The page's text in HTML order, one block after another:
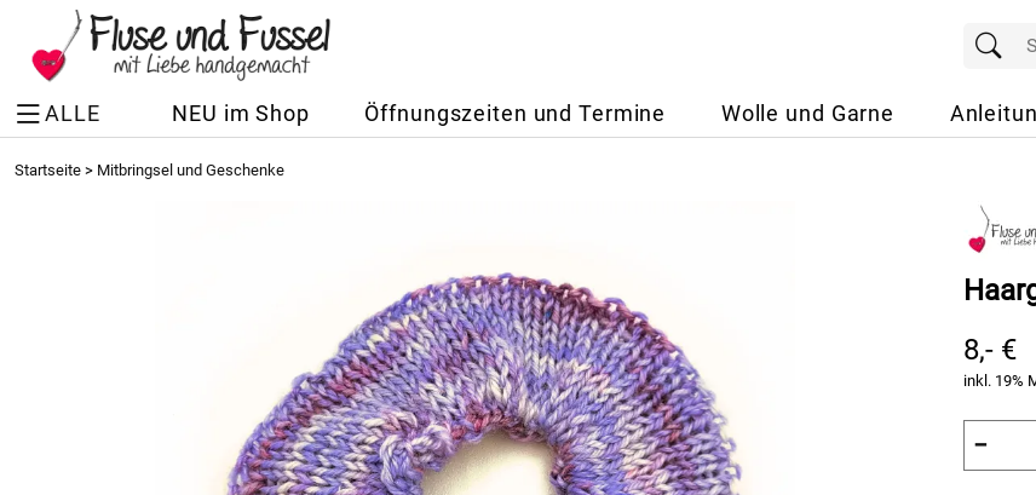
ALLE NEU im Shop Öffnungszeiten und Termine Wolle und Garne
Startseite > Mitbringsel und Geschenke
8,- €
inkl. 19%
−